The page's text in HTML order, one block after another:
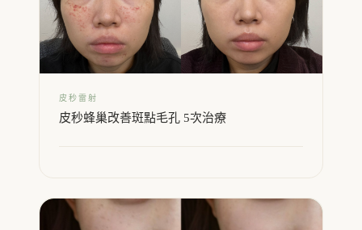
皮秒雷射
皮秒蜂巢改善斑點毛孔 5次治療